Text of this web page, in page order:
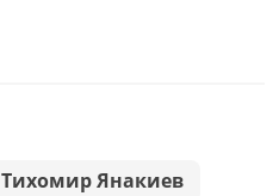
Тихомир Янакиев